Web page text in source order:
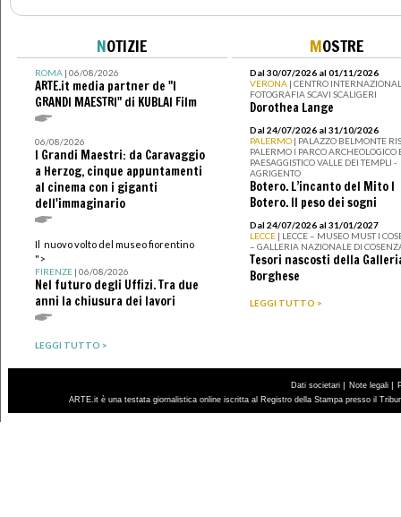
NOTIZIE
ROMA| 06/08/2026
ARTE.it media partner de "I
GRANDI MAESTRI" di KUBLAI Film
06/08/2026
I Grandi Maestri: da Caravaggio
a Herzog, cinque appuntamenti
al cinema con i giganti
dell'immaginario
Il nuovo volto del museo fiorentino
">
FIRENZE| 06/08/2026
Nel futuro degli Uffizi. Tra due
anni la chiusura dei lavori
LEGGI TUTTO >
MOSTRE
Dal 30/07/2026 al 01/11/2026
VERONA | CENTRO
FOTOGRAFIA SCAVI SCALIGERI
Dorothea Lange
Dal 24/07/2026 al 31/10/2026
PALERMO | PALAZZO BELMONTE
PALERMO I PARCO ARCHEOLOGICO
PAESAGGISTICO VALLE DEI TEMPLI -
AGRIGENTO
Botero. L’incanto del Mito I
Botero. Il peso dei sogni
Dal 24/07/2026 al 31/01/2027
LECCE | LECCE – MUSEO MUST I
– GALLERIA NAZIONALE DI
Tesori nascosti della
Borghese
LEGGI TUTTO >
Dati societari | Note legali |
ARTE.it è una testata giornalistica online iscritta al Registro della Stampa presso il